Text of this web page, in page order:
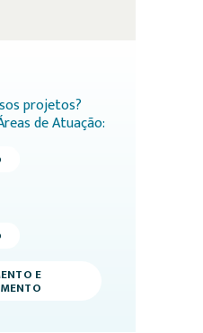
projetos?
de Atuação:
E